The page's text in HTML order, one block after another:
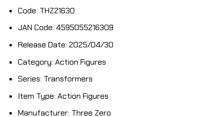
Code: THZ21630
JAN Code: 4595055216309
Release Date: 2025/04/30
Category: Action Figures
Series: Transformers
Item Type: Action Figures
Manufacturer: Three Zero